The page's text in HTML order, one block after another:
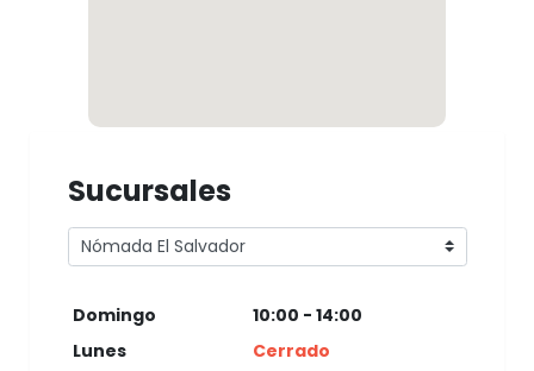
Sucursales
Domingo
10:00 - 14:00
Lunes
Cerrado